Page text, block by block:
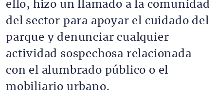
ello, hizo un llamado a la comunidad
del sector para apoyar el cuidado del
parque y denunciar cualquier
actividad sospechosa relacionada
con el alumbrado público o el
mobiliario urbano.